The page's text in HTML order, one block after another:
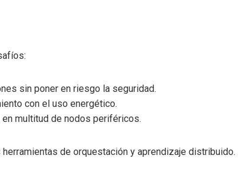
sin poner en riesgo la seguridad.
con el uso energético.
multitud de nodos periféricos.
de orquestación y aprendizaje distribuido.